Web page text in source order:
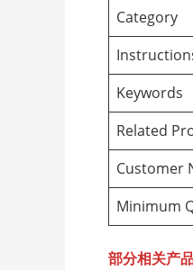
Category
Keywords
Related
Customer
Minimum
部分相关产